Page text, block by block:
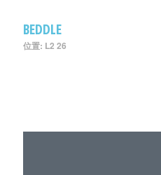
BEDDLE
位置: L2 26